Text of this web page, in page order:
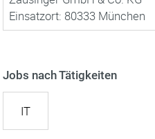
Einsatzort: 80333 München
Jobs nach Tätigkeiten
IT